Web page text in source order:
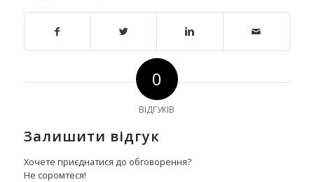
0
ВІДГУКІВ
Залишити відгук
Хочете приєднатися до обговорення?
Не соромтеся!